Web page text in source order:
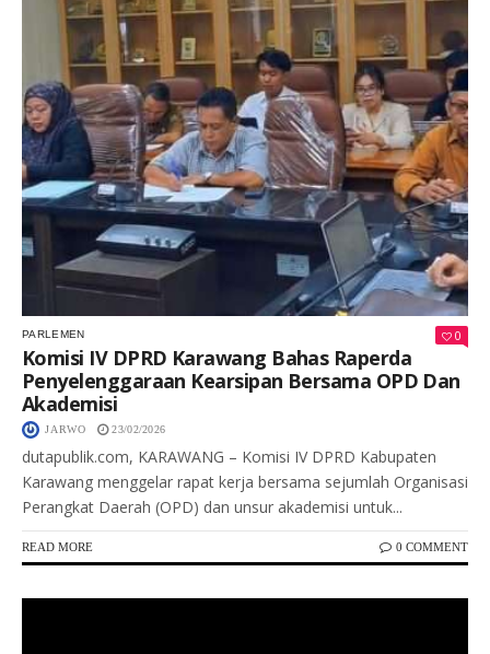
PARLEMEN 0
Komisi IV DPRD Karawang Bahas Raperda
Penyelenggaraan Kearsipan Bersama OPD Dan
Akademisi
JARWO 23/02/2026
dutapublik.com, KARAWANG – Komisi IV DPRD Kabupaten
Karawang menggelar rapat kerja bersama sejumlah Organisasi
Perangkat Daerah (OPD) dan unsur akademisi untuk...
READ MORE 0 COMMENT
Keterangan Gambar: Rapat kerja Komisi II DPRD Kabupaten Karawang bersama OPD penghasil pajak daerah saat membahas rancangan perubahan Perda Nomor 17 Tahun 2023 tentang Pajak Daerah dan Retribusi Daerah.